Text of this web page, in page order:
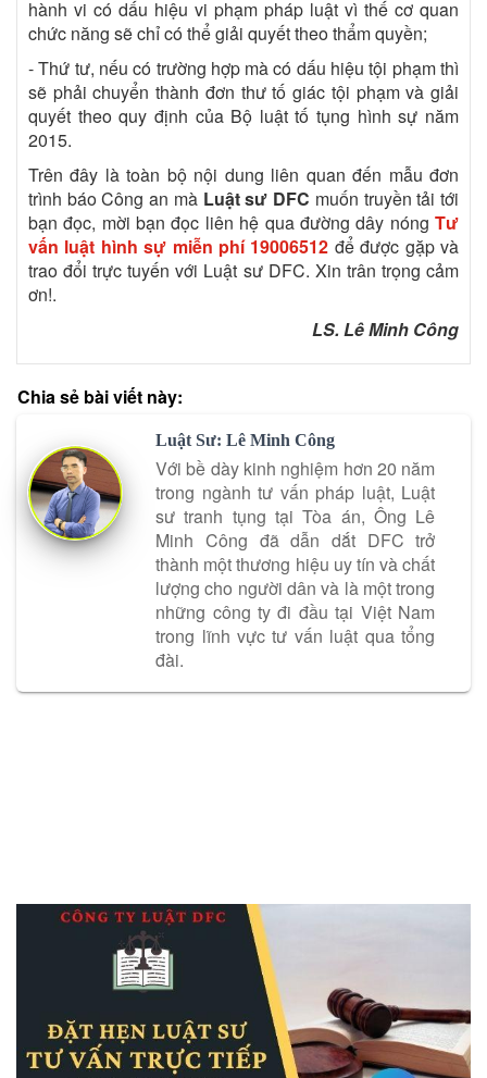
hành vi có dấu hiệu vi phạm pháp luật vì thế cơ quan
chức năng sẽ chỉ có thể giải quyết theo thẩm quyền;
- Thứ tư, nếu có trường hợp mà có dấu hiệu tội phạm thì
sẽ phải chuyển thành đơn thư tố giác tội phạm và giải
quyết theo quy định của Bộ luật tố tụng hình sự năm
2015.
Trên đây là toàn bộ nội dung liên quan đến mẫu đơn
trình báo Công an mà Luật sư DFC muốn truyền tải tới
bạn đọc, mời bạn đọc liên hệ qua đường dây nóng Tư
vấn luật hình sự miễn phí 19006512 để được gặp và
trao đổi trực tuyến với Luật sư DFC. Xin trân trọng cảm
ơn!.
LS. Lê Minh Công
Chia sẻ bài viết này:
Luật Sư: Lê Minh Công
Với bề dày kinh nghiệm hơn 20 năm
trong ngành tư vấn pháp luật, Luật
sư tranh tụng tại Tòa án, Ông Lê
Minh Công đã dẫn dắt DFC trở
thành một thương hiệu uy tín và chất
lượng cho người dân và là một trong
những công ty đi đầu tại Việt Nam
trong lĩnh vực tư vấn luật qua tổng
đài.